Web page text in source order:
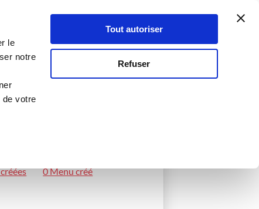
le
notre
votre
Tout autoriser
Refuser
Se connecter
0 Menu créé